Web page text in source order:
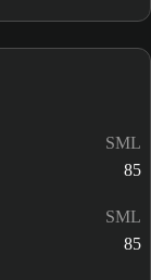
SML
85
SML
85